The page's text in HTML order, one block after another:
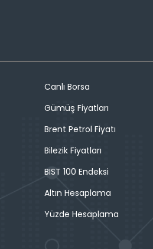
Canlı Borsa
Gümüş Fiyatları
Brent Petrol Fiyatı
Bilezik Fiyatları
BIST 100 Endeksi
Altın Hesaplama
Yüzde Hesaplama